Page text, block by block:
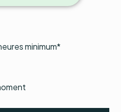
minimum*